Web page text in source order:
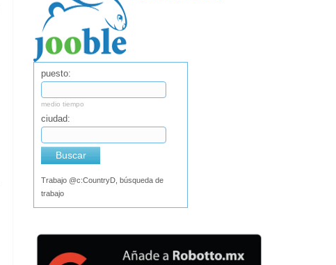
puesto:
medio tiempo
ciudad:
Buscar
Trabajo @c:CountryD, búsqueda de
trabajo